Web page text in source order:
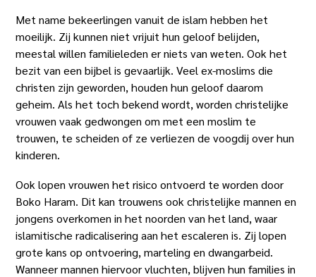
Met name bekeerlingen vanuit de islam hebben het
moeilijk. Zij kunnen niet vrijuit hun geloof belijden,
meestal willen familieleden er niets van weten. Ook het
bezit van een bijbel is gevaarlijk. Veel ex-moslims die
christen zijn geworden, houden hun geloof daarom
geheim. Als het toch bekend wordt, worden christelijke
vrouwen vaak gedwongen om met een moslim te
trouwen, te scheiden of ze verliezen de voogdij over hun
kinderen.
Ook lopen vrouwen het risico ontvoerd te worden door
Boko Haram. Dit kan trouwens ook christelijke mannen en
jongens overkomen in het noorden van het land, waar
islamitische radicalisering aan het escaleren is. Zij lopen
grote kans op ontvoering, marteling en dwangarbeid.
Wanneer mannen hiervoor vluchten, blijven hun families in